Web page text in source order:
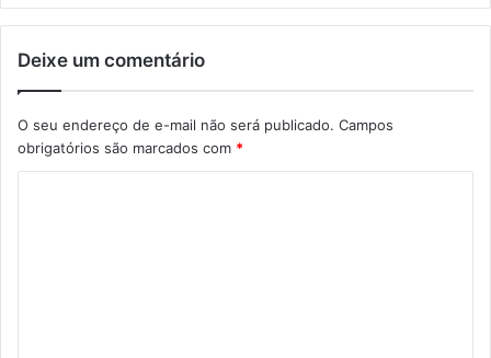
Deixe um comentário
O seu endereço de e-mail não será publicado. Campos
obrigatórios são marcados com *